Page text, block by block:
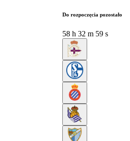
Do rozpoczęcia pozostało
58 h 32 m 58 s